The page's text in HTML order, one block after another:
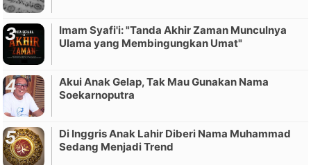
Imam Syafi'i: "Tanda Akhir Zaman Munculnya
Ulama yang Membingungkan Umat"
Akui Anak Gelap, Tak Mau Gunakan Nama
Soekarnoputra
Di Inggris Anak Lahir Diberi Nama Muhammad
Sedang Menjadi Trend